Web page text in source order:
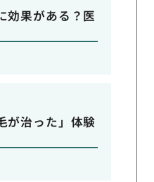
効果がある？医
が治った」体験